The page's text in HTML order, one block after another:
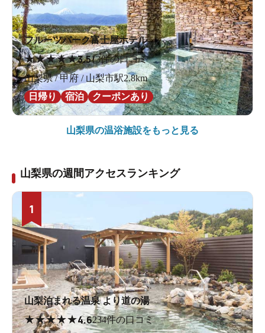
フルーツパーク富士屋ホテル
★★★★★3.513件の口コミ
山梨県 / 甲府 / 山梨市駅2.8km
日帰り
宿泊 クーポンあり
山梨県の温浴施設をもっと見る
山梨県の週間アクセスランキング
1
山梨泊まれる温泉 より道の湯
★★★★★4.6234件の口コミ